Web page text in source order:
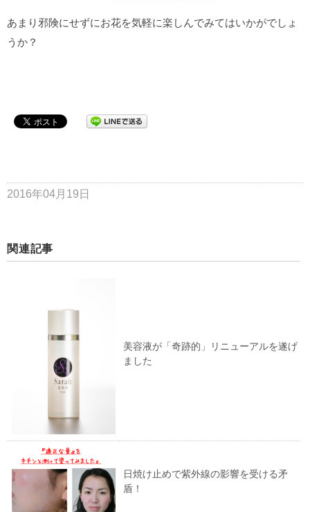
あまり邪険にせずにお花を気軽に楽しんでみてはいかがでしょ
うか？
2016年04月19日
関連記事
美容液が「奇跡的」リニューアルを遂げ
ました
日焼け止めで紫外線の影響を受ける矛
盾！